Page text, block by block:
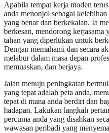
Apabila tempat kerja moden
anda menonjol sebagai
yang benar dan berkekalan. Ia
berkesan, mendorong kerjasama
tahan yang diperlukan untuk
Dengan memahami dan secara
melabur dalam masa depan
memuaskan, dan berjaya.
Jalan menuju peningkatan
yang tepat adalah peta anda,
tepat di mana anda berdiri dan
hadapan. Lakukan langkah
percuma anda yang disahkan
wawasan peribadi yang